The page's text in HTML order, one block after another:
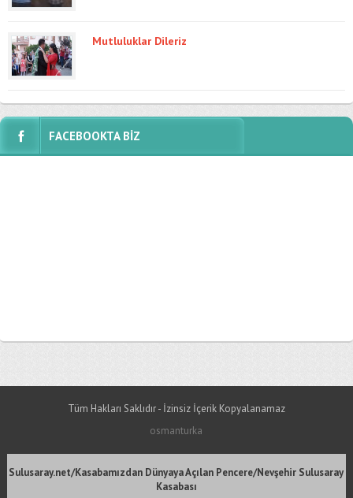
Mutluluklar Dileriz
FACEBOOKTA BİZ
Tüm Hakları Saklıdır - İzinsiz İçerik Kopyalanamaz
osmanturka
Sulusaray.net/Kasabamızdan Dünyaya Açılan Pencere/Nevşehir Sulusaray
Kasabası